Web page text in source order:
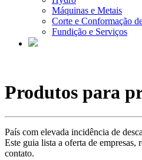
Máquinas e Metais
Corte e Conformação
Fundição e Serviços
Produtos para
País com elevada incidência de
Este guia lista a oferta de empresas,
contato.